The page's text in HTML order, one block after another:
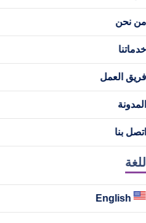
من نحن
خدماتنا
فريق العمل
المدونة
اتصل بنا
English
أبحاث السوق